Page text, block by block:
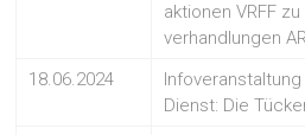
aktionen VRFF
verhandlungen
18.06.2024
Dienst: Die